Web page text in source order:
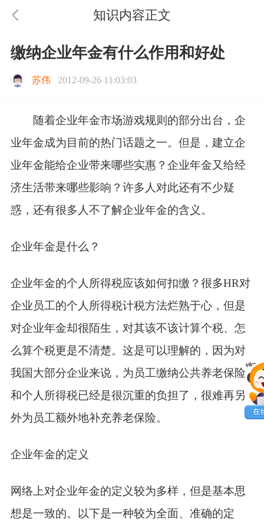
知识内容正文
缴纳企业年金有什么作用和好处
苏伟 2012-09-26 11:03:03
随着企业年金市场游戏规则的部分出台，企
业年金成为目前的热门话题之一。但是，建立企
业年金能给企业带来哪些实惠？企业年金又给经
济生活带来哪些影响？许多人对此还有不少疑
惑，还有很多人不了解企业年金的含义。
企业年金是什么？
企业年金的个人所得税应该如何扣缴？很多HR对
企业员工的个人所得税计税方法烂熟于心，但是
对企业年金却很陌生，对其该不该计算个税、怎
么算个税更是不清楚。这是可以理解的，因为对
我国大部分企业来说，为员工缴纳公共养老保险
和个人所得税已经是很沉重的负担了，很难再另
外为员工额外地补充养老保险。
企业年金的定义
网络上对企业年金的定义较为多样，但是基本思
想是一致的。以下是一种较为全面、准确的定